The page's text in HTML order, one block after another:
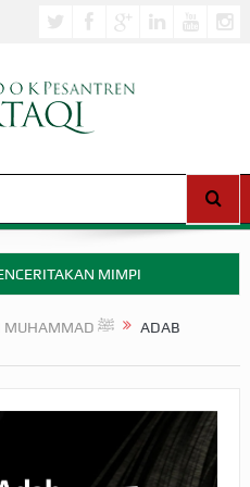
MIMPI
MASUK SCOPUS?
PERANG BADAR
ADAB TERHADAP NABI MUHAMMAD ﷺ
ADAB